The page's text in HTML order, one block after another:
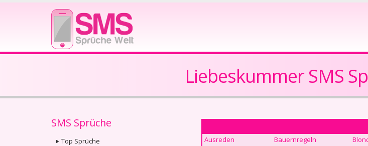
Liebeskummer SMS
SMS Sprüche
Top Sprüche
Ausreden Bauernregeln